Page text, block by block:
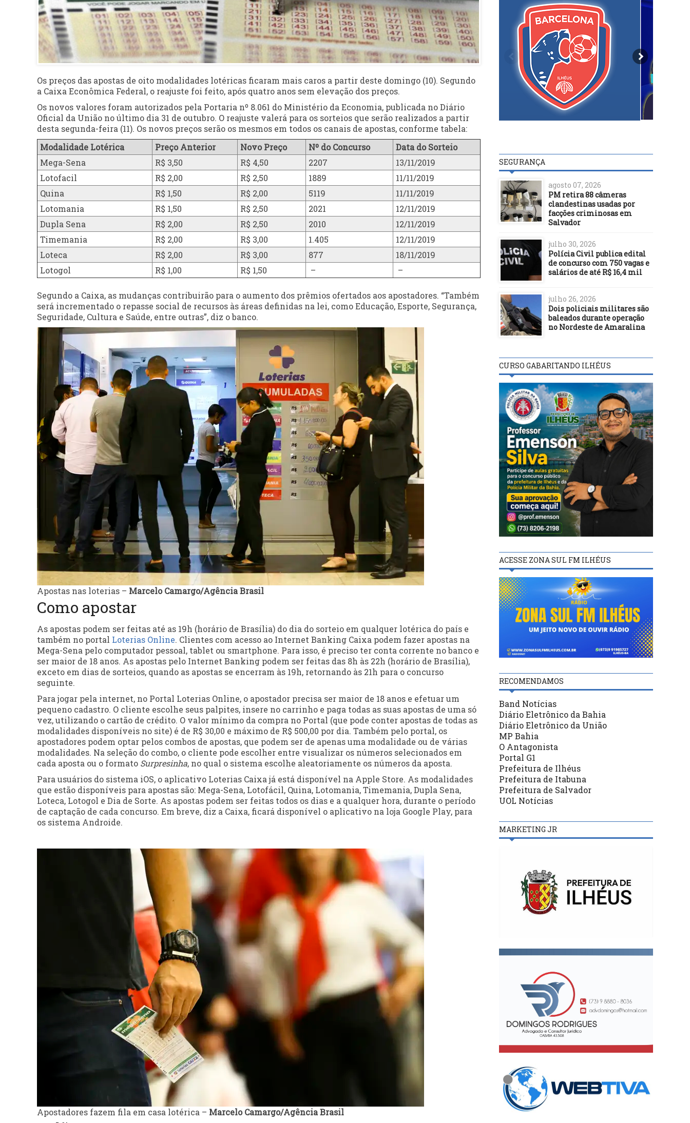
Os preços das apostas de oito modalidades lotéricas ficaram mais caros a partir deste domingo (10). Segundo
a Caixa Econômica Federal, o reajuste foi feito, após quatro anos sem elevação dos preços.
Os novos valores foram autorizados pela Portaria nº 8.061 do Ministério da Economia, publicada no Diário
Oficial da União no último dia 31 de outubro. O reajuste valerá para os sorteios que serão realizados a partir
desta segunda-feira (11). Os novos preços serão os mesmos em todos os canais de apostas, conforme tabela:
Modalidade Lotérica
Preço Anterior Novo Preço Nº do Concurso
Data do Sorteio
Mega-Sena
R$ 3,50 R$ 4,50 2207
13/11/2019
Lotofacil
R$ 2,00 R$ 2,50 1889
11/11/2019
Quina
R$ 1,50 R$ 2,00 5119
11/11/2019
Lotomania
R$ 1,50 R$ 2,50 2021
12/11/2019
Dupla Sena
R$ 2,00 R$ 2,50 2010
12/11/2019
Timemania
R$ 2,00 R$ 3,00 1.405
12/11/2019
Loteca
R$ 2,00 R$ 3,00 877
18/11/2019
Lotogol
R$ 1,00 R$ 1,50 – –
Segundo a Caixa, as mudanças contribuirão para o aumento dos prêmios ofertados aos apostadores. “Também
será incrementado o repasse social de recursos às áreas definidas na lei, como Educação, Esporte, Segurança,
Seguridade, Cultura e Saúde, entre outras”, diz o banco.
Apostas nas loterias – Marcelo Camargo/Agência Brasil
Como apostar
As apostas podem ser feitas até as 19h (horário de Brasília) do dia do sorteio em qualquer lotérica do país e
também no portal Loterias Online. Clientes com acesso ao Internet Banking Caixa podem fazer apostas na
Mega-Sena pelo computador pessoal, tablet ou smartphone. Para isso, é preciso ter conta corrente no banco e
ser maior de 18 anos. As apostas pelo Internet Banking podem ser feitas das 8h às 22h (horário de Brasília),
exceto em dias de sorteios, quando as apostas se encerram às 19h, retornando às 21h para o concurso
seguinte.
Para jogar pela internet, no Portal Loterias Online, o apostador precisa ser maior de 18 anos e efetuar um
pequeno cadastro. O cliente escolhe seus palpites, insere no carrinho e paga todas as suas apostas de uma só
vez, utilizando o cartão de crédito. O valor mínimo da compra no Portal (que pode conter apostas de todas as
modalidades disponíveis no site) é de R$ 30,00 e máximo de R$ 500,00 por dia. Também pelo portal, os
apostadores podem optar pelos combos de apostas, que podem ser de apenas uma modalidade ou de várias
modalidades. Na seleção do combo, o cliente pode escolher entre visualizar os números selecionados em
cada aposta ou o formato Surpresinha, no qual o sistema escolhe aleatoriamente os números da aposta.
Para usuários do sistema iOS, o aplicativo Loterias Caixa já está disponível na Apple Store. As modalidades
que estão disponíveis para apostas são: Mega-Sena, Lotofácil, Quina, Lotomania, Timemania, Dupla Sena,
Loteca, Lotogol e Dia de Sorte. As apostas podem ser feitas todos os dias e a qualquer hora, durante o período
de captação de cada concurso. Em breve, diz a Caixa, ficará disponível o aplicativo na loja Google Play, para
os sistema Androide.
Apostadores fazem fila em casa lotérica – Marcelo Camargo/Agência Brasil
SEGURANÇA
agosto 07, 2026
PM retira 88 câmeras
clandestinas usadas por
facções criminosas em
Salvador
julho 30, 2026
Polícia Civil publica edital
de concurso com 750 vagas e
salários de até R$ 16,4 mil
julho 26, 2026
Dois policiais militares são
baleados durante operação
no Nordeste de Amaralina
CURSO GABARITANDO ILHÉUS
ACESSE ZONA SUL FM ILHÉUS
RECOMENDAMOS
Band Notícias
Diário Eletrônico da Bahia
Diário Eletrônico da União
MP Bahia
O Antagonista
Portal G1
Prefeitura de Ilhéus
Prefeitura de Itabuna
Prefeitura de Salvador
UOL Notícias
MARKETING JR